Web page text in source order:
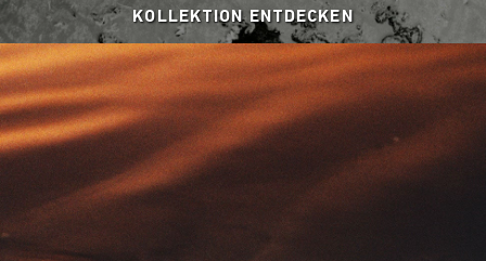
KOLLEKTION ENTDECKEN